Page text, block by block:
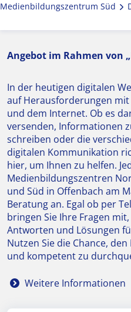
Medienbildungszentrum Süd
Angebot im Rahmen von
In der heutigen digitalen
auf Herausforderungen
und dem Internet. Ob es
versenden, Informationen
schreiben oder die
digitalen Kommunikation
hier, um Ihnen zu helfen.
Medienbildungszentren
und Süd in Offenbach am
Beratung an. Egal ob per
bringen Sie Ihre Fragen
Antworten und Lösungen
Nutzen Sie die Chance,
und kompetent zu
Weitere Informationen